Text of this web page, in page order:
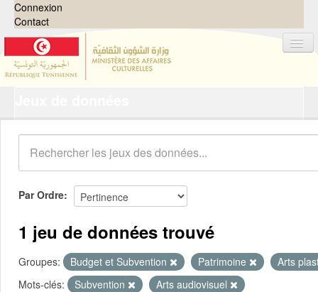
Connexion
Contact
Organisations
Groupes
Demandes 0
À propos
Par Ordre
1 jeu de données trouvé
Groupes: Budget et Subvention Patrimoine
Arts
Mots-clés:
Subvention
Arts audiovisuel